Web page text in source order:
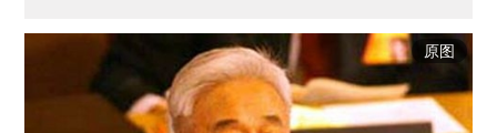
原图